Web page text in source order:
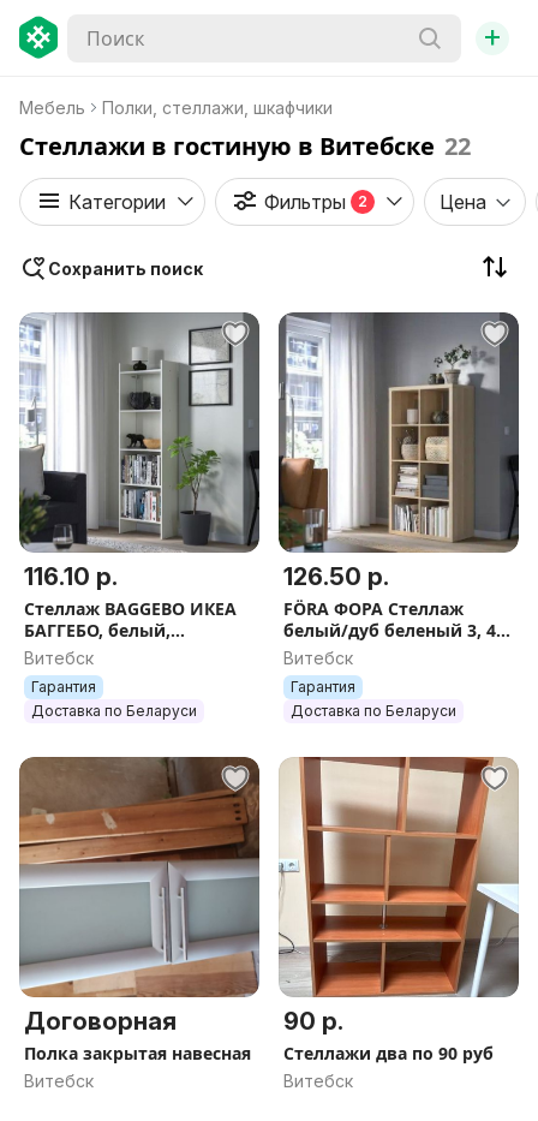
+
Мебель Полки, стеллажи, шкафчики
Стеллажи в гостиную в Витебске 22
Категории Фильтры 2 Цена
Сохранить поиск
116.10 р.
Стеллаж BAGGEBO ИКЕА
БАГГЕБО, белый,
50x25x160 см
Витебск
Гарантия
Доставка по Беларуси
126.50 р.
FÖRA ФОРА Стеллаж
белый/дуб беленый 3, 4,
4L, 8, 12, 16 секций
Витебск
Гарантия
Доставка по Беларуси
Договорная
Полка закрытая навесная
Витебск
90 р.
Стеллажи два по 90 руб
Витебск